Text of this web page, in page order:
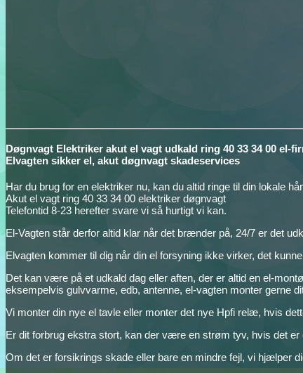
Døgnvagt Elektriker akut el vagt udkald ring 40 33 34 00 el-
Elvagten sikker el, akut døgnvagt skadeservices
Har du brug for en elektriker nu, kan du altid ringe til din lokale
Akut el vagt ring 40 33 34 00 elektriker døgnvagt
Telefontid 8-23 herefter svare vi så hurtigt vi kan.
El-Vagten står derfor altid klar når det brænder på, 24/7 er det
Elvagten kommer til dig når din el forsyning ikke virker, det
Det kan være på et udkald dag eller aften, der er altid en el-
eksempelvis gulvvarme, edb, antenne, el-vagten monter gerne
Vi monter din nye el tavle eller monter det nye Hpfi relæ, hvis
Er dit forbrug ekstra stort, kan der være en strøm tyv, hvis det
Om det er forsikrings skade eller bare en mindre fejl, vi hjælper